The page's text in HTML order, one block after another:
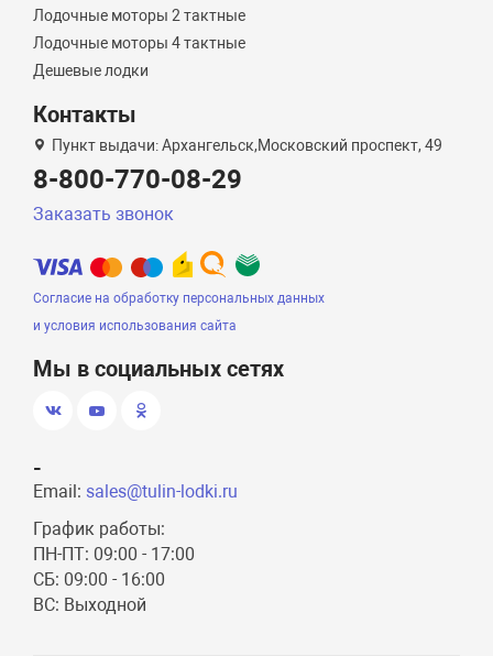
Лодочные моторы 2 тактные
Лодочные моторы 4 тактные
Дешевые лодки
Контакты
Пункт выдачи: Архангельск,Московский проспект, 49
8-800-770-08-29
Заказать звонок
Согласие на обработку персональных данных
и условия использования сайта
Мы в социальных сетях
-
Email: sales@tulin-lodki.ru
График работы:
ПН-ПТ: 09:00 - 17:00
СБ: 09:00 - 16:00
ВС: Выходной